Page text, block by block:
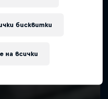
на всички
бисквитки